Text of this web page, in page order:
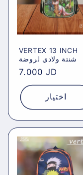
VERTEX 13 INCH
شنتة ولادي لروضة
Regular
price
7.000 JD
اختيار